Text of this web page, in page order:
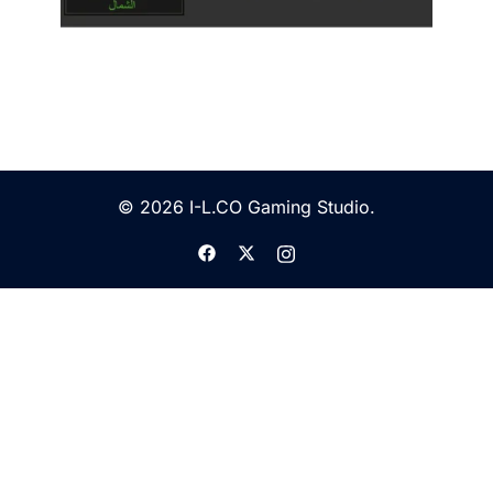
© 2026 I-L.CO Gaming Studio.